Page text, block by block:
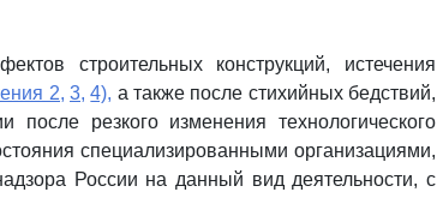
строительных конструкций, истечения
2, 3, 4), а также после стихийных бедствий,
после резкого изменения технологического
специализированными организациями,
России на данный вид деятельности, с